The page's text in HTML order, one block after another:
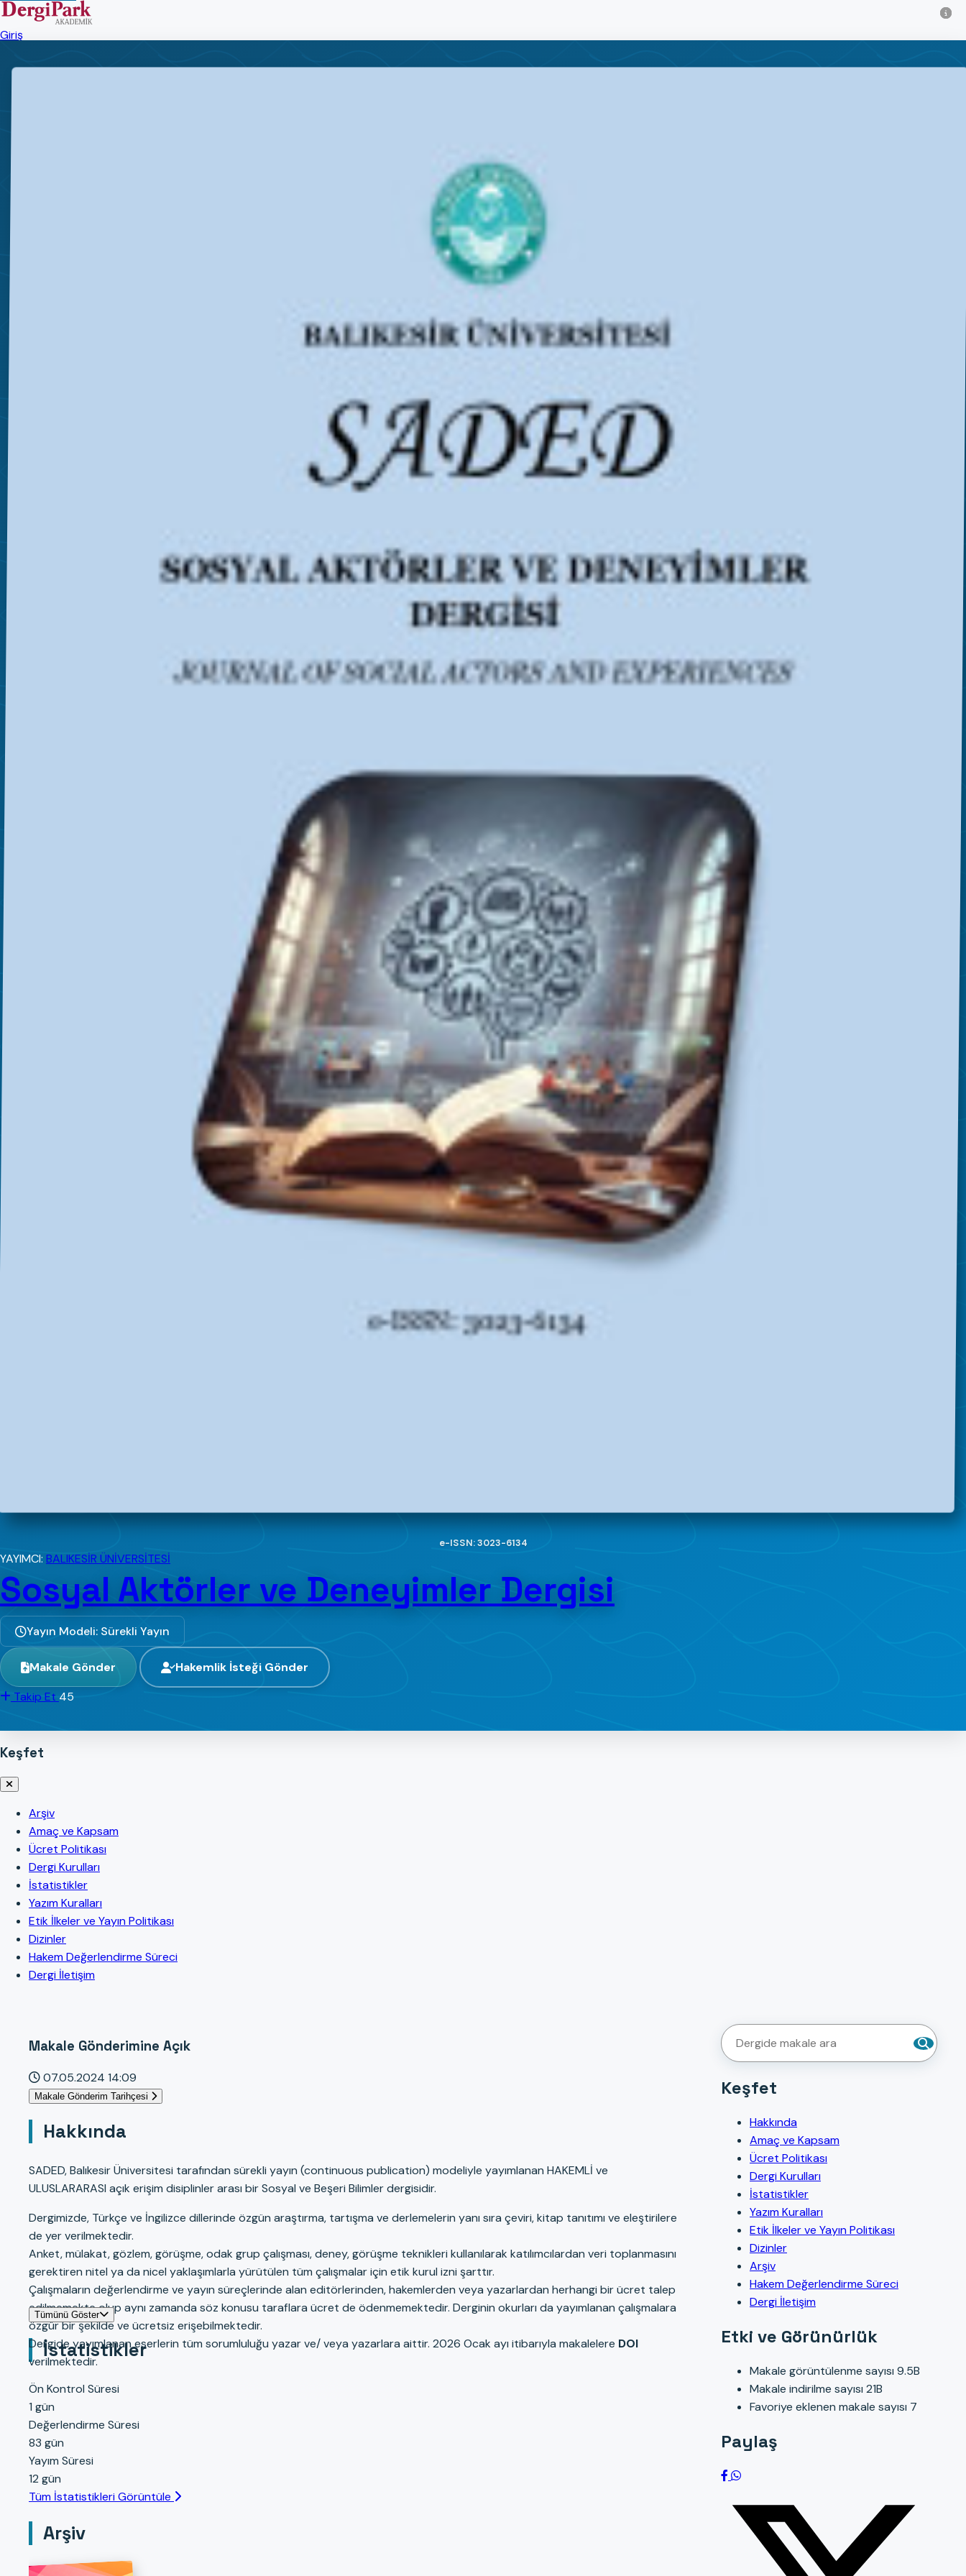
Giriş
e-ISSN: 3023-6134
YAYIMCI: BALIKESİR ÜNİVERSİTESİ
Sosyal Aktörler ve Deneyimler Dergisi
Yayın Modeli: Sürekli Yayın
Makale Gönder
Hakemlik İsteği Gönder
Takip Et 45
Keşfet
Arşiv
Amaç ve Kapsam
Ücret Politikası
Dergi Kurulları
İstatistikler
Yazım Kuralları
Etik İlkeler ve Yayın Politikası
Dizinler
Hakem Değerlendirme Süreci
Dergi İletişim
Makale Gönderimine Açık
07.05.2024 14:09
Makale Gönderim Tarihçesi
Hakkında
SADED, Balıkesir Üniversitesi tarafından sürekli yayın (continuous publication) modeliyle yayımlanan HAKEMLİ ve
ULUSLARARASI açık erişim disiplinler arası bir Sosyal ve Beşeri Bilimler dergisidir.
Dergimizde, Türkçe ve İngilizce dillerinde özgün araştırma, tartışma ve derlemelerin yanı sıra çeviri, kitap tanıtımı ve eleştirilere
de yer verilmektedir.
Anket, mülakat, gözlem, görüşme, odak grup çalışması, deney, görüşme teknikleri kullanılarak katılımcılardan veri toplanmasını
gerektiren nitel ya da nicel yaklaşımlarla yürütülen tüm çalışmalar için etik kurul izni şarttır.
Çalışmaların değerlendirme ve yayın süreçlerinde alan editörlerinden, hakemlerden veya yazarlardan herhangi bir ücret talep
edilmemekte olup aynı zamanda söz konusu taraflara ücret de ödenmemektedir. Derginin okurları da yayımlanan çalışmalara
özgür bir şekilde ve ücretsiz erişebilmektedir.
Dergide yayımlanan eserlerin tüm sorumluluğu yazar ve/ veya yazarlara aittir. 2026 Ocak ayı itibarıyla makalelere DOI
verilmektedir.
Tümünü Göster
İstatistikler
Ön Kontrol Süresi
1 gün
Değerlendirme Süresi
83 gün
Yayım Süresi
12 gün
Tüm İstatistikleri Görüntüle
Arşiv
Keşfet
Hakkında
Amaç ve Kapsam
Ücret Politikası
Dergi Kurulları
İstatistikler
Yazım Kuralları
Etik İlkeler ve Yayın Politikası
Dizinler
Arşiv
Hakem Değerlendirme Süreci
Dergi İletişim
Etki ve Görünürlük
Makale görüntülenme sayısı 9.5B
Makale indirilme sayısı 21B
Favoriye eklenen makale sayısı 7
Paylaş